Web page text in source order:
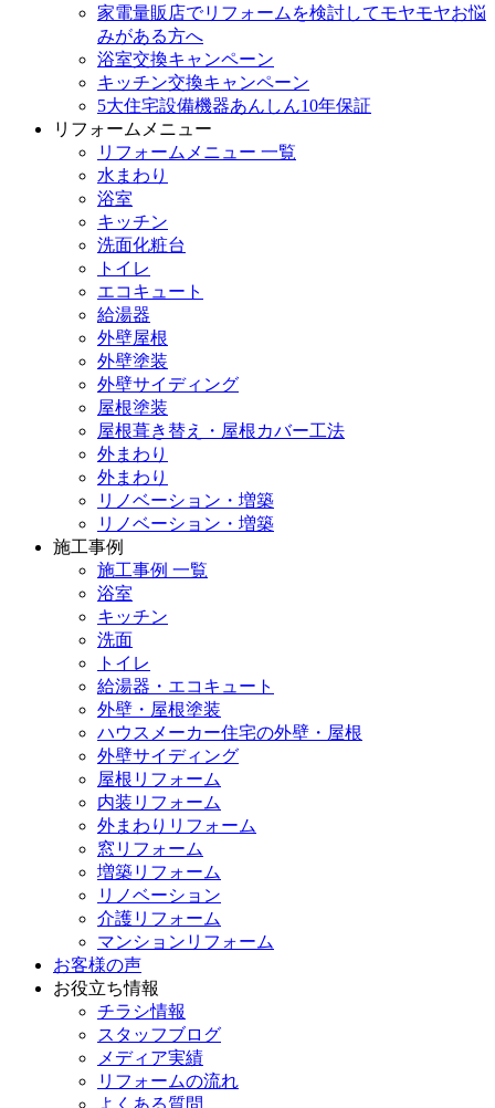
家電量販店でリフォームを検討してモヤモヤお悩
みがある方へ
浴室交換キャンペーン
キッチン交換キャンペーン
5大住宅設備機器あんしん10年保証
リフォームメニュー
リフォームメニュー 一覧
水まわり
浴室
キッチン
洗面化粧台
トイレ
エコキュート
給湯器
外壁屋根
外壁塗装
外壁サイディング
屋根塗装
屋根葺き替え・屋根カバー工法
外まわり
外まわり
リノベーション・増築
リノベーション・増築
施工事例
施工事例 一覧
浴室
キッチン
洗面
トイレ
給湯器・エコキュート
外壁・屋根塗装
ハウスメーカー住宅の外壁・屋根
外壁サイディング
屋根リフォーム
内装リフォーム
外まわりリフォーム
窓リフォーム
増築リフォーム
リノベーション
介護リフォーム
マンションリフォーム
お客様の声
お役立ち情報
チラシ情報
スタッフブログ
メディア実績
リフォームの流れ
よくある質問